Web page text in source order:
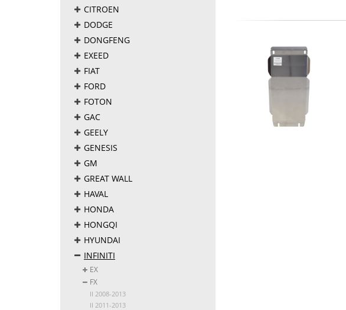
CITROEN
DODGE
DONGFENG
EXEED
FIAT
FORD
FOTON
GAC
GEELY
GENESIS
GM
GREAT WALL
HAVAL
HONDA
HONGQI
HYUNDAI
INFINITI
EX
FX
II 2008-2013
II 2011-2013